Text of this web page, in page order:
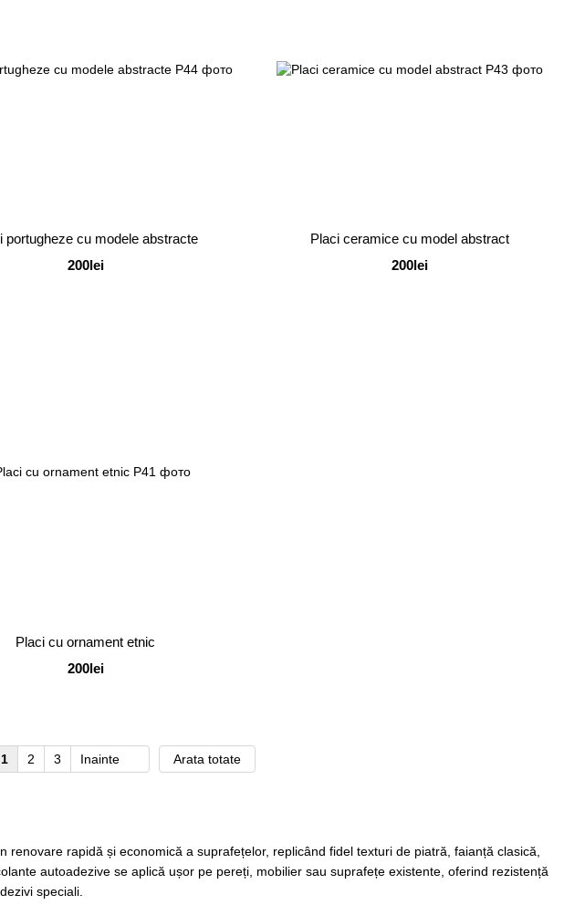
rapidă și economică a suprafețelor, replicând fidel texturi de piatră, faianță clasică,
autoadezive se aplică ușor pe pereți, mobilier sau suprafețe existente, oferind rezistență
speciali.
portugheze cu modele abstracte
200lei
Placi ceramice cu model abstract
200lei
Placi cu ornament etnic
200lei
1 2 3 Inainte Arata totate